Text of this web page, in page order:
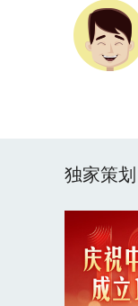
独家策划